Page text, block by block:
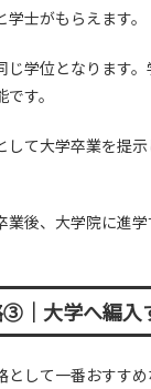
士がもらえます。
じ学位となります
す。
して大学卒業を提
業後、大学院に進
｜大学へ編入
として一番おすす